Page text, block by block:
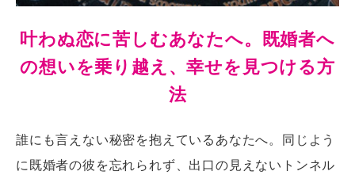
叶わぬ恋に苦しむあなたへ。既婚者へ
の想いを乗り越え、幸せを見つける方
法
誰にも言えない秘密を抱えているあなたへ。同じよう
に既婚者の彼を忘れられず、出口の見えないトンネル